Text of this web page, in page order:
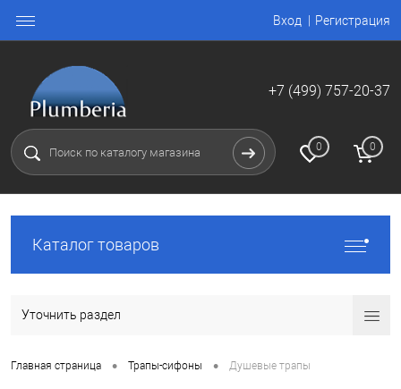
Вход Регистрация
+7 (499) 757-20-37
0 0
Каталог товаров
Уточнить раздел
Главная страница • Трапы-сифоны • Душевые трапы